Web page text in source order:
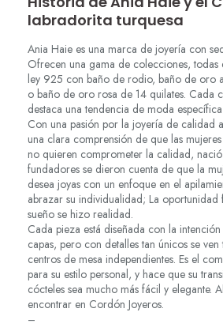
labradorita turquesa
Ania Haie es una marca de joyería con
Ofrecen una gama de colecciones, todas
ley 925 con baño de rodio, baño de oro
o baño de oro rosa de 14 quilates. Cada
destaca una tendencia de moda
Con una pasión por la joyería de calidad
una clara comprensión de que las
no quieren comprometer la calidad,
fundadores se dieron cuenta de que la
desea joyas con un enfoque en el
abrazar su individualidad; La oportunidad
sueño se hizo realidad.
Cada pieza está diseñada con la
capas, pero con detalles tan únicos se
centros de mesa independientes. Es el
para su estilo personal, y hace que su
cócteles sea mucho más fácil y elegante.
encontrar en Cordón Joyeros.
–